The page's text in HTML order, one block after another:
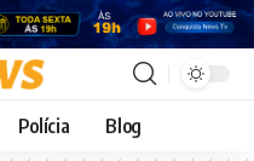
Polícia Blog